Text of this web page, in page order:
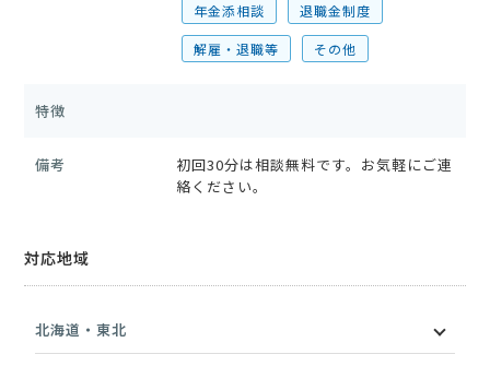
年金添相談 退職金制度
解雇・退職等 その他
特徴
備考
初回30分は相談無料です。お気軽にご連
絡ください。
対応地域
北海道・東北